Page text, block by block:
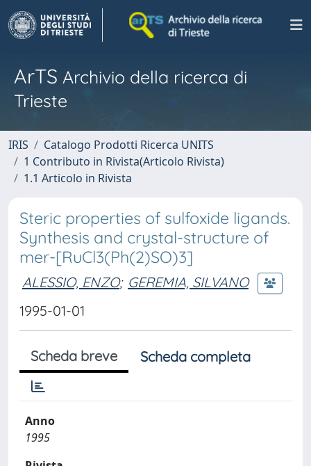
ArTS Archivio della ricerca di
Trieste
IRIS
Catalogo Prodotti Ricerca UNITS
1 Contributo in Rivista(Articolo Rivista)
1.1 Articolo in Rivista
Steric properties of sulfoxide ligands.
Synthesis and crystal-structure of
mer-[RuCl3(Ph(2)SO)3]
ALESSIO, ENZO; GEREMIA, SILVANO
1995-01-01
Scheda breve Scheda completa
Anno
1995